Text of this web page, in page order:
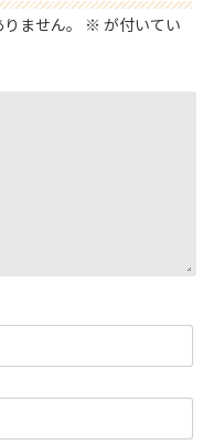
ません。 ※ が付いてい